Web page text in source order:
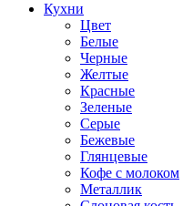
Кухни
Цвет
Белые
Черные
Желтые
Красные
Зеленые
Серые
Бежевые
Глянцевые
Кофе с молоком
Металлик